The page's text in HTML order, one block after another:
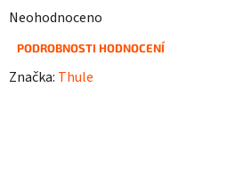
Průměrné
hodnocení
Neohodnoceno
PODROBNOSTI HODNOCENÍ
Značka: Thule